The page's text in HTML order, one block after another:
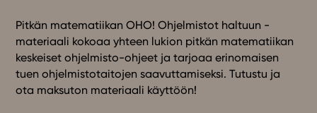
Pitkän matematiikan OHO! Ohjelmistot haltuun -
materiaali kokoaa yhteen lukion pitkän matematiikan
keskeiset ohjelmisto-ohjeet ja tarjoaa erinomaisen
tuen ohjelmistotaitojen saavuttamiseksi. Tutustu ja
ota maksuton materiaali käyttöön!